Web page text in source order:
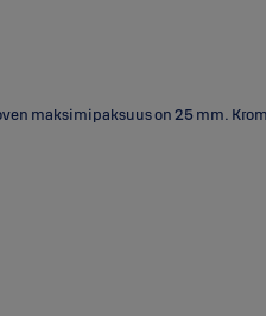
maksimipaksuus on 25 mm.